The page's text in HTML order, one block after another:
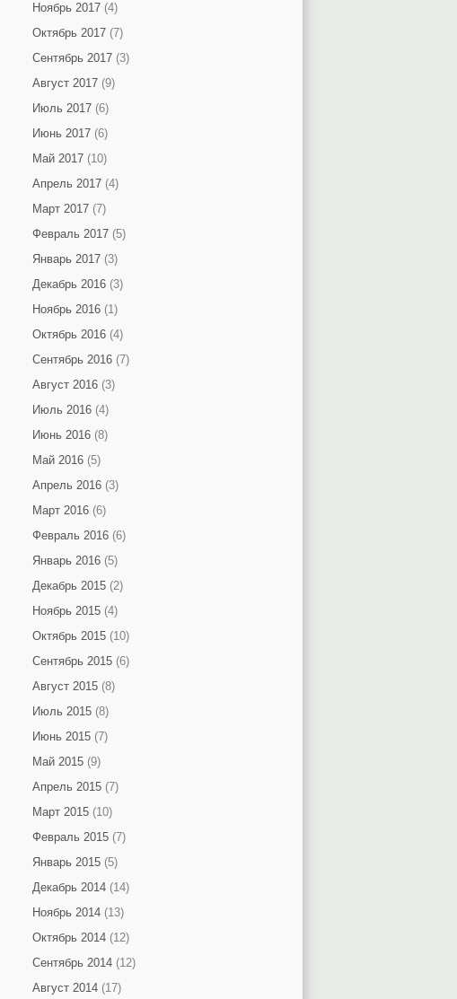
Ноябрь 2017(4)
Октябрь 2017(7)
Сентябрь 2017(3)
Август 2017(9)
Июль 2017(6)
Июнь 2017(6)
Май 2017(10)
Апрель 2017(4)
Март 2017(7)
Февраль 2017(5)
Январь 2017(3)
Декабрь 2016(3)
Ноябрь 2016(1)
Октябрь 2016(4)
Сентябрь 2016(7)
Август 2016(3)
Июль 2016(4)
Июнь 2016(8)
Май 2016(5)
Апрель 2016(3)
Март 2016(6)
Февраль 2016(6)
Январь 2016(5)
Декабрь 2015(2)
Ноябрь 2015(4)
Октябрь 2015(10)
Сентябрь 2015(6)
Август 2015(8)
Июль 2015(8)
Июнь 2015(7)
Май 2015(9)
Апрель 2015(7)
Март 2015(10)
Февраль 2015(7)
Январь 2015(5)
Декабрь 2014(14)
Ноябрь 2014(13)
Октябрь 2014(12)
Сентябрь 2014(12)
Август 2014(17)